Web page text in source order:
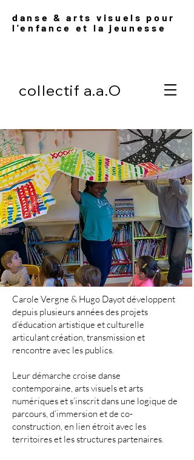
danse & arts visuels pour
l'enfance et l a jeunesse
collectif a.a.O
Carole Vergne & Hugo Dayot développent
depuis plusieurs années des projets
d’éducation artistique et culturelle
articulant création, transmission et
rencontre avec les publics.
Leur démarche croise danse
contemporaine, arts visuels et arts
numériques et s’inscrit dans une logique de
parcours, d’immersion et de co-
construction, en lien étroit avec les
territoires et les structures partenaires.